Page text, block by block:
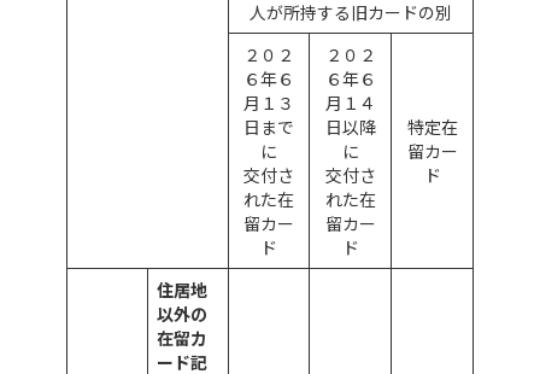
人が所持する旧カードの別
２０２
６年６
月１３
日まで
に
交付さ
れた在
留カー
ド
２０２
６年６
月１４
日以降
に
交付さ
れた在
留カー
ド
特定在
留カー
ド
住居地
以外の
在留カ
ード記